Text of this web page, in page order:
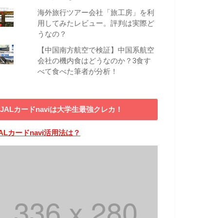
海外旅行ツアー会社「旅工房」を利
用してみたレビュー。評判は実際ど
うなの？
【中国南方航空で検証】中国系航空
会社の機内食はどうなのか？3食す
べて食べた筆者が分析！
JALカードnaviは大学生最強クレカ！
カードnavi活用法は？